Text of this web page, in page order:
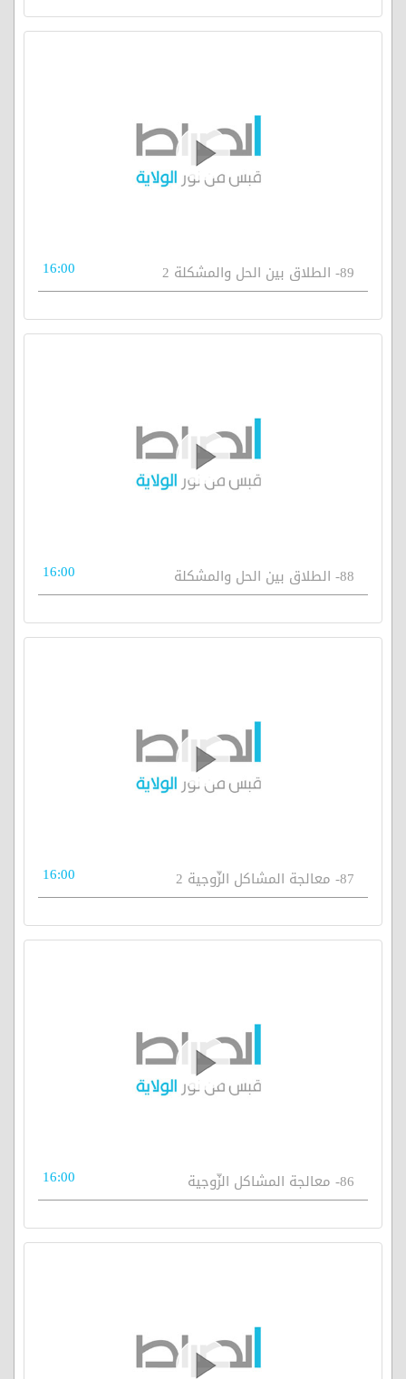
89- الطلاق بين الحل والمشكلة 2 16:00
88- الطلاق بين الحل والمشكلة 16:00
87- معالجة المشاكل الزّوجية 2 16:00
86- معالجة المشاكل الزّوجية 16:00